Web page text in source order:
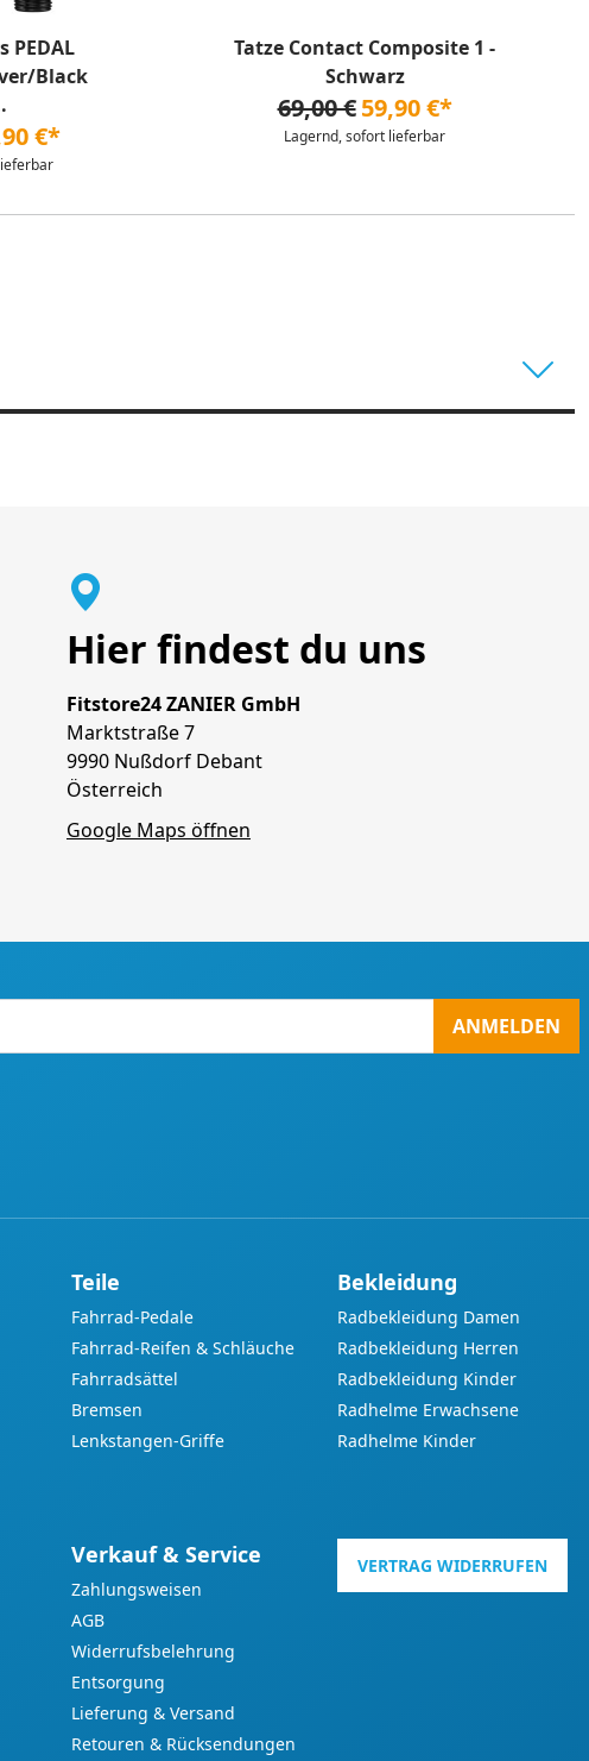
PEDAL
Black
€*
Tatze Contact Composite 1 -
Schwarz
69,00 € 59,90 €*
Lagernd, sofort lieferbar
Hier findest du uns
Fitstore24 ZANIER GmbH
Marktstraße 7
9990 Nußdorf Debant
Österreich
Google Maps öffnen
ANMELDEN
Teile
Fahrrad-Pedale
Fahrrad-Reifen & Schläuche
Fahrradsättel
Bremsen
Lenkstangen-Griffe
Bekleidung
Radbekleidung Damen
Radbekleidung Herren
Radbekleidung Kinder
Radhelme Erwachsene
Radhelme Kinder
Verkauf & Service
Zahlungsweisen
AGB
Widerrufsbelehrung
Entsorgung
Lieferung & Versand
Retouren & Rücksendungen
VERTRAG WIDERRUFEN